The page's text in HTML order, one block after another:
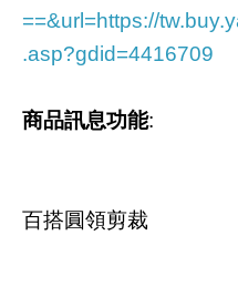
==&url=https://
.asp?gdid=4416709
商品訊息功能:
百搭圓領剪裁